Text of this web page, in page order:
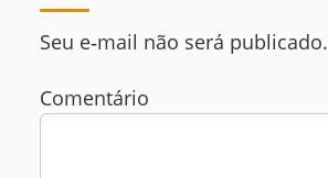
Seu e‑mail não será publicado.
Comentário